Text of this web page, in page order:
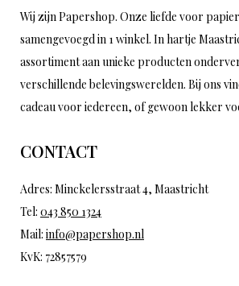
Wij zijn Papershop. Onze liefde voor
samengevoegd in 1 winkel. In hartje
assortiment aan unieke producten
verschillende belevingswerelden. Bij ons
cadeau voor iedereen, of gewoon lekker
CONTACT
Adres: Minckelersstraat 4, Maastricht
Tel: 043 850 1324
Mail: info@papershop.nl
KvK: 72857579